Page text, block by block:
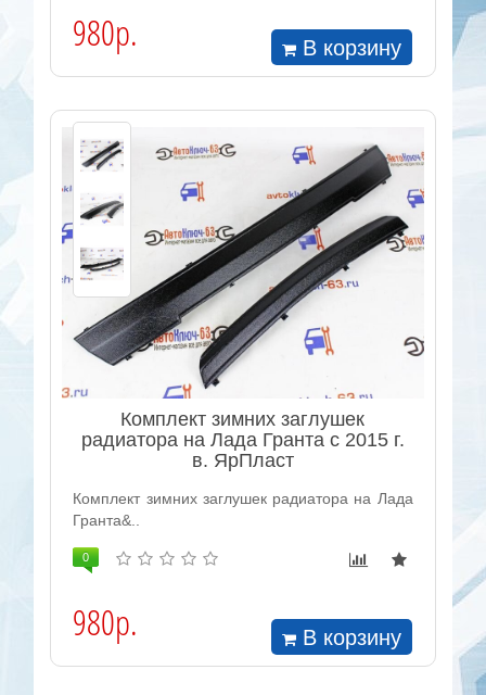
980р. В корзину
Комплект зимних заглушек
радиатора на Лада Гранта с 2015 г.
в. ЯрПласт
Комплект зимних заглушек радиатора на Лада
Гранта&..
0
980р. В корзину